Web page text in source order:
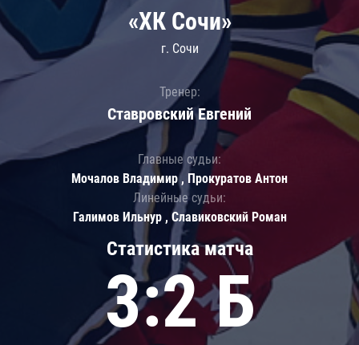
Статистика матча
3:2 Б
«ХК Сочи»
г. Сочи
Тренер:
Ставровский Евгений
Главные судьи:
Мочалов Владимир , Прокуратов Антон
Линейные судьи:
Галимов Ильнур , Славиковский Роман